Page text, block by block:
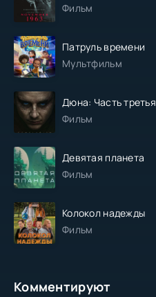
Фильм
Патруль времени
Мультфильм
Дюна: Часть третья
Фильм
Девятая планета
Фильм
Колокол надежды
Фильм
Комментируют